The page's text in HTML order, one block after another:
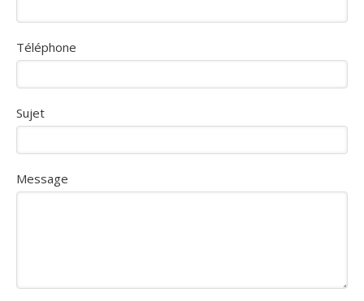
Téléphone
Sujet
Message